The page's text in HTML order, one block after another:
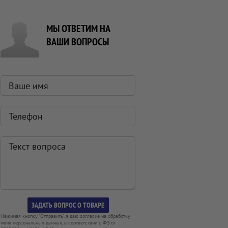
МЫ ОТВЕТИМ НА
ВАШИ ВОПРОСЫ
Нажимая кнопку "Отправить", я даю согласие на обработку
моих персональных данных, в соответствии с ФЗ от